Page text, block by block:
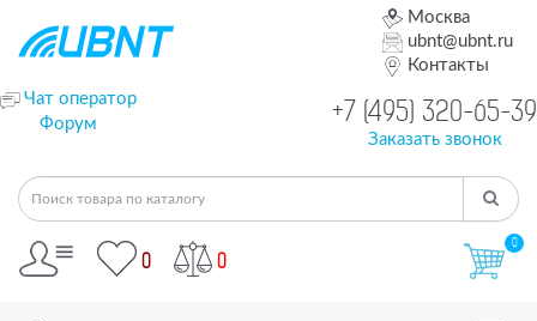
Москва
ubnt@ubnt.ru
Контакты
Чат оператор
Форум
+7 (495) 320-65-39
Заказать звонок
0 0
0